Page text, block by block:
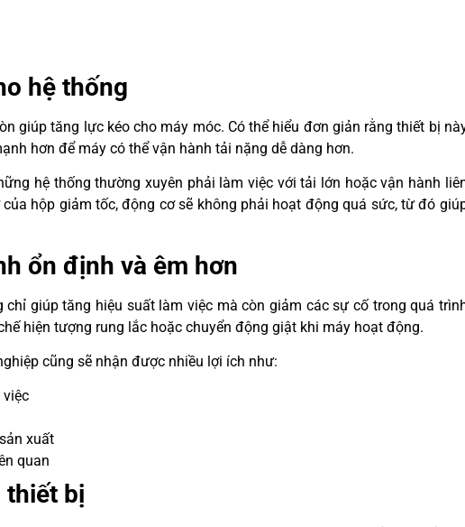
hệ thống
giúp tăng lực kéo cho máy móc. Có thể hiểu đơn giản rằng thiết bị
hơn để máy có thể vận hành tải nặng dễ dàng hơn.
hệ thống thường xuyên phải làm việc với tải lớn hoặc vận hành
hộp giảm tốc, động cơ sẽ không phải hoạt động quá sức, từ đó
ổn định và êm hơn
giúp tăng hiệu suất làm việc mà còn giảm các sự cố trong quá
hiện tượng rung lắc hoặc chuyển động giật khi máy hoạt động.
cũng sẽ nhận được nhiều lợi ích như:
việc
xuất
quan
thiết bị